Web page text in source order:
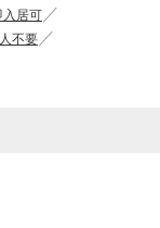
入居可
不要